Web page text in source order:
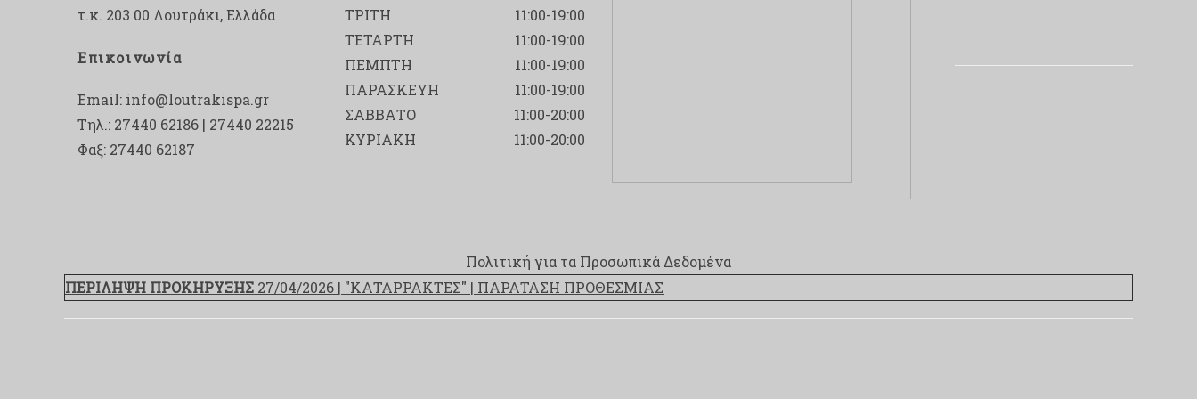
τ.κ. 203 00 Λουτράκι, Ελλάδα
Επικοινωνία
Email: info@loutrakispa.gr
Τηλ.: 27440 62186 | 27440 22215
Φαξ: 27440 62187
ΤΡΙΤΗ
11:00-19:00
ΤΕΤΑΡΤΗ
11:00-19:00
ΠΕΜΠΤΗ
11:00-19:00
ΠΑΡΑΣΚΕΥΗ
11:00-19:00
ΣΑΒΒΑΤΟ
11:00-20:00
ΚΥΡΙΑΚΗ
11:00-20:00
Πολιτική για τα Προσωπικά Δεδομένα
ΠΕΡΙΛΗΨΗ ΠΡΟΚΗΡΥΞΗΣ 27/04/2026 | "ΚΑΤΑΡΡΑΚΤΕΣ" | ΠΑΡΑΤΑΣΗ ΠΡΟΘΕΣΜΙΑΣ